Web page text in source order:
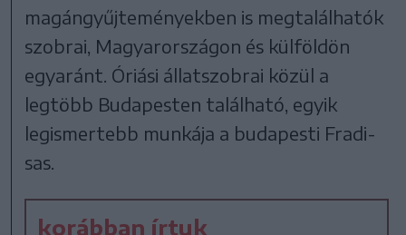
magángyűjteményekben is megtalálhatók
szobrai, Magyarországon és külföldön
egyaránt. Óriási állatszobrai közül a
legtöbb Budapesten található, egyik
legismertebb munkája a budapesti Fradi-
sas.
korábban írtuk